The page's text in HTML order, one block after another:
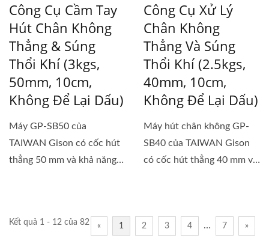
Công Cụ Cầm Tay
Hút Chân Không
Thẳng & Súng
Thổi Khí (3kgs,
50mm, 10cm,
Không Để Lại Dấu)
Máy GP-SB50 của
TAIWAN Gison có cốc hút
thẳng 50 mm và khả năng
Công Cụ Xử Lý
Chân Không
Thẳng Và Súng
Thổi Khí (2.5kgs,
40mm, 10cm,
Không Để Lại Dấu)
Máy hút chân không GP-
SB40 của TAIWAN Gison
có cốc hút thẳng 40 mm và
Kết quả 1 - 12 của 82 « 1 2 3 4 … 7 »